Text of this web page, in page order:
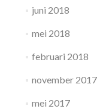
juni 2018
mei 2018
februari 2018
november 2017
mei 2017